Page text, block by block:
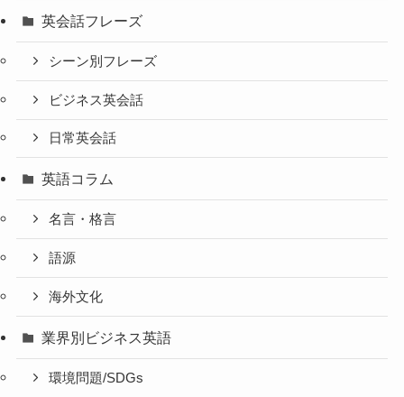
英会話フレーズ
シーン別フレーズ
ビジネス英会話
日常英会話
英語コラム
名言・格言
語源
海外文化
業界別ビジネス英語
環境問題/SDGs